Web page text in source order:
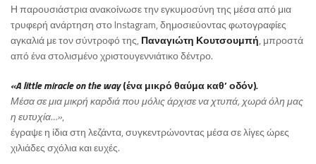
Η παρουσιάστρια ανακοίνωσε την εγκυμοσύνη της μέσα από μια
τρυφερή ανάρτηση στο Instagram, δημοσιεύοντας φωτογραφίες
αγκαλιά με τον σύντροφό της, Παναγιώτη Κουτσουμπή, μπροστά
από ένα στολισμένο χριστουγεννιάτικο δέντρο.
«A little miracle on the way(ένα μικρό θαύμα καθ’ οδόν).
Μέσα σε μια μικρή καρδιά που μόλις άρχισε να χτυπά, χωρά όλη μας
η ευτυχία…»,
έγραψε η ίδια στη λεζάντα, συγκεντρώνοντας μέσα σε λίγες ώρες
χιλιάδες σχόλια και ευχές.